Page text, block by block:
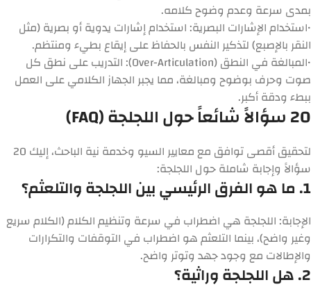
بمدى سرعة وعدم وضوح كلامه.
•استخدام الإشارات البصرية: استخدام إشارات يدوية أو بصرية (مثل
النقر بالإصبع) لتذكير النفس بالحفاظ على إيقاع بطيء ومنتظم.
•المبالغة في النطق (Over-Articulation):
التدريب على نطق كل
صوت وحرف بوضوح ومبالغة، مما يجبر الجهاز الكلامي على العمل
ببطء ودقة أكبر.
20 سؤالاً شائعاً حول اللجلجة (FAQ)
لتحقيق أقصى توافق مع معايير السيو وخدمة نية الباحث، إليك 20
سؤالاً وإجابة شاملة حول اللجلجة:
1. ما هو الفرق الرئيسي بين اللجلجة والتلعثم؟
الإجابة: اللجلجة هي اضطراب في سرعة وتنظيم الكلام (الكلام سريع
وغير واضح)، بينما التلعثم هو اضطراب في التوقفات والتكرارات
والإطالات مع وجود جهد وتوتر واضح.
2. هل اللجلجة وراثية؟